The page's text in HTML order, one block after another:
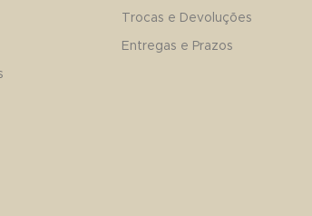
Trocas e Devoluções
Entregas e Prazos